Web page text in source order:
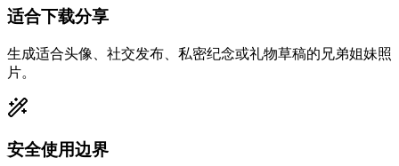
适合下载分享
生成适合头像、社交发布、私密纪念或礼物草稿的兄弟姐妹照
片。
安全使用边界